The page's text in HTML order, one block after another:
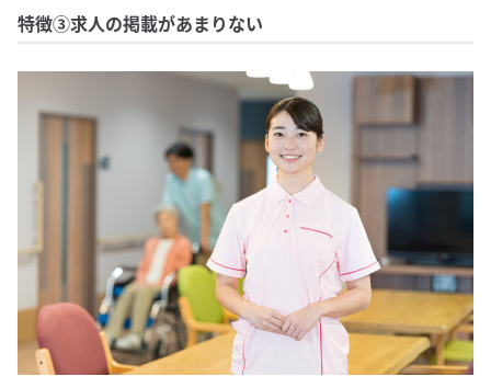
特徴③求人の掲載があまりない